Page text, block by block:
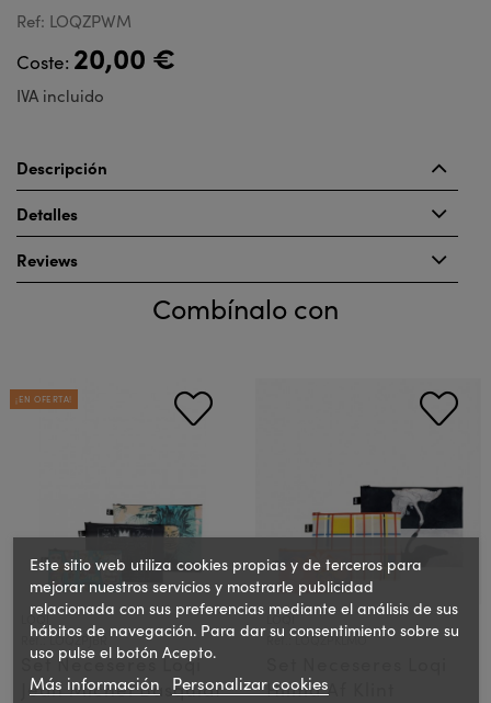
Ref: LOQZPWM
Coste: 20,00 €
IVA incluido
Descripción
Detalles
Reviews
Combínalo con
¡EN OFERTA!
LOQI
Ref.: LOQZPJBR
Set Neceseres Loqi
Jean Michel Basquiat
LOQI
Ref.: LOQZPKLMO
Hilma Af Klint
Este sitio web utiliza cookies propias y de terceros para
mejorar nuestros servicios y mostrarle publicidad
relacionada con sus preferencias mediante el análisis de sus
hábitos de navegación. Para dar su consentimiento sobre su
uso pulse el botón Acepto.
Más información Personalizar cookies